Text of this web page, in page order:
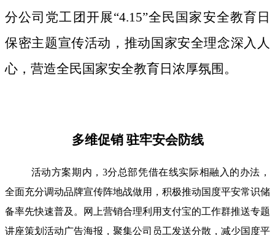
分公司党工团开展“4.15”全民国家安全教育日
保密主题宣传活动，推动国家安全理念深入人
心，营造全民国家安全教育日浓厚氛围。
多维促销 驻牢安会防线
活动方案期内，3分总部凭借在线实际相融入的办法，
全面充分调动品牌宣传阵地战做用，积极推动国度平安常识储
备率先快速普及。网上营销合理利用支付宝的工作群推送专题
讲座策划活动广告海报，聚集公司员工发送分散，减少国度平